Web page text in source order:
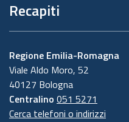
Recapiti
Regione Emilia-Romagna
Viale Aldo Moro, 52
40127 Bologna
Centralino 051 5271
Cerca telefoni o indirizzi